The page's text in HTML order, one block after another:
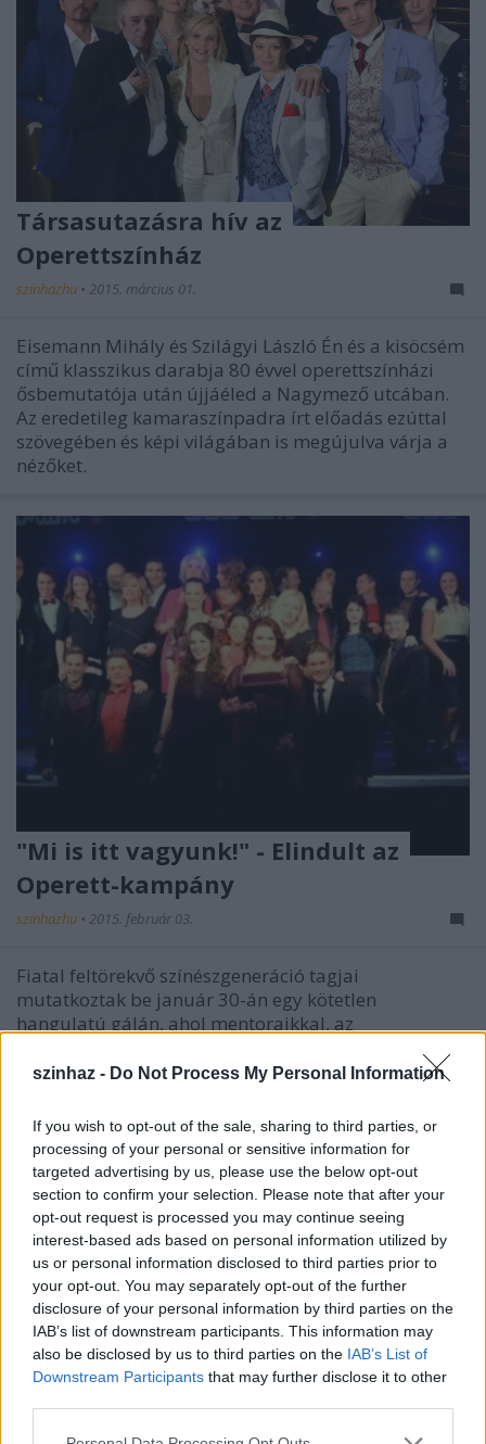
szinhaz - Do Not Process My Personal Information
If you wish to opt-out of the sale, sharing to third parties, or
processing of your personal or sensitive information for
targeted advertising by us, please use the below opt-out
section to confirm your selection. Please note that after your
opt-out request is processed you may continue seeing
interest-based ads based on personal information utilized by
us or personal information disclosed to third parties prior to
your opt-out. You may separately opt-out of the further
disclosure of your personal information by third parties on the
IAB’s list of downstream participants. This information may
also be disclosed by us to third parties on the IAB’s List of
Downstream Participants that may further disclose it to other
Please note that this website/app uses one or more Google
Társasutazásra hív az
Operettszínház
szinhazhu • 2015. március 01.
Eisemann Mihály és Szilágyi László Én és a kisöcsém
című klasszikus darabja 80 évvel operettszínházi
ősbemutatója után újjáéled a Nagymező utcában.
Az eredetileg kamaraszínpadra írt előadás ezúttal
szövegében és képi világában is megújulva várja a
nézőket.
"Mi is itt vagyunk!" - Elindult az
Operett-kampány
szinhazhu • 2015. február 03.
Fiatal feltörekvő színészgeneráció tagjai
mutatkoztak be január 30-án egy kötetlen
hangulatú gálán, ahol mentoraikkal, az
énekeltek duettet. Képes összefoglaló.